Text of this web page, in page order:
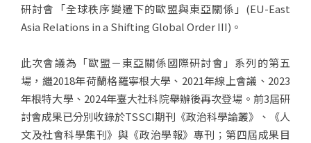
研討會「全球秩序變遷下的歐盟與東亞關係」(EU-East
Asia Relations in a Shifting Global Order III)。
此次會議為「歐盟－東亞關係國際研討會」系列的第五
場，繼2018年荷蘭格羅寧根大學、2021年線上會議、2023
年根特大學、2024年臺大社科院舉辦後再次登場。前3屆研
討會成果已分別收錄於TSSCI期刊《政治科學論叢》、《人
文及社會科學集刊》與《政治學報》專刊；第四屆成果目